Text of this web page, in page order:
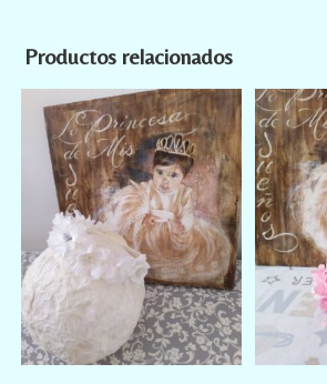
Productos relacionados